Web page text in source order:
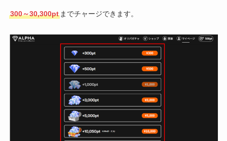
300～30,300ptまでチャージできます。